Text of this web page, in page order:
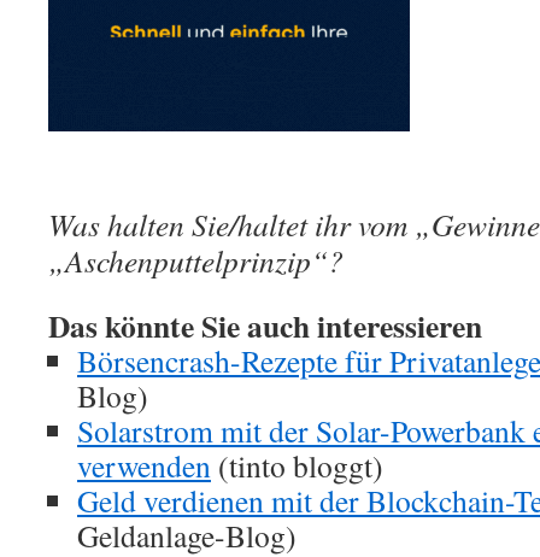
Was halten Sie/haltet ihr vom
„Aschenputtelprinzip“?
Das könnte Sie auch interessieren
Börsencrash-Rezepte für
Blog)
Solarstrom mit der Solar-Powerbank
verwenden (tinto bloggt)
Geld verdienen mit der Blockchain-
Geldanlage-Blog)